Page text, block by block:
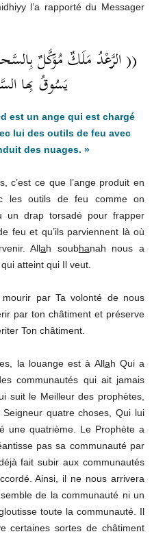
l’a rapporté du Messager
(( الرَّعْدُ مَلَكٌ مُوَكَّلٌ
يَسُوقُ بِها
est un ange qui est chargé
lui des outils de feu avec
des nuages. »
c’est ce que l’ange produit en
les outils de feu comme on
un drap torsadé pour frapper
feu et qu’ils parviennent là où
Allah soubhanah nous a
atteint qui Il veut.
par Ta volonté de nous
par ton châtiment et préserve
Ton châtiment.
la louange est à Allah Qui a
communautés qui ait jamais
suit le Meilleur des prophètes,
quatre choses, Qui lui
une quatrième. Le Prophète a
pas sa communauté par
fait subir aux communautés
Ainsi, il ne nous arrivera
de la communauté ni un
toute la communauté. Il
certaines sortes de châtiment